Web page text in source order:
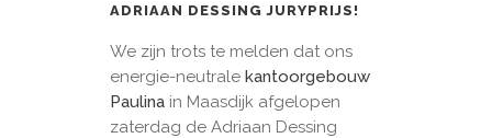
ADRIAAN DESSING JURYPRIJS!
We zijn trots te melden dat ons
energie-neutrale kantoorgebouw
Paulina in Maasdijk afgelopen
zaterdag de Adriaan Dessing